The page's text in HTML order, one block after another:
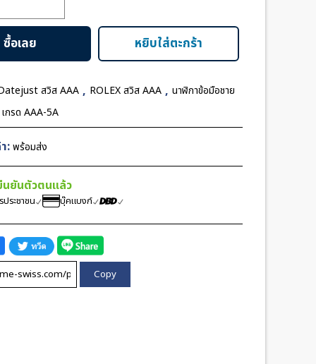
หยิบใส่ตะกร้า
ซื้อเลย
สวิส AAA , ROLEX สวิส AAA , นาฬิกาข้อมือชาย
กรด AAA-5A
:พร้อมส่ง
นยันตัวตนแล้ว
ระชาชน บุ๊คแบงก์
Copy